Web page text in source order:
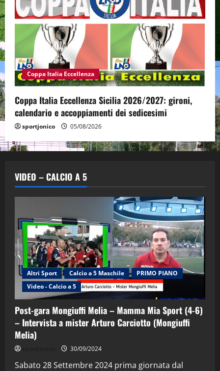
Coppa Italia Eccellenza
Coppa Italia Eccellenza Sicilia 2026/2027: gironi,
calendario e accoppiamenti dei sedicesimi
sportjonico 05/08/2026
VIDEO – CALCIO A 5
Altri Sport Calcio a 5 Maschile
PRIMO PIANO
Video - Calcio a 5
Post-gara Mongiuffi Melia – Mamma Mia Sport (4-6)
– Intervista a mister Arturo Carciotto (Mongiuffi
Melia)
30/09/2024
Sabato 28 Settembre 2024 prima giornata dal
“SportEmpire” in Podcast: 29^ Puntata
(Martedi 28 Aprile 2026)